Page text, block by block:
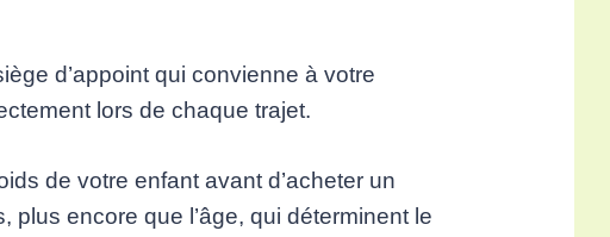
d’appoint qui convienne à votre
lors de chaque trajet.
de votre enfant avant d’acheter un
plus encore que l’âge, qui déterminent le